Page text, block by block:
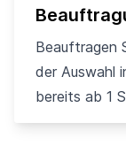
Beauftragen
der Auswahl
bereits ab 1